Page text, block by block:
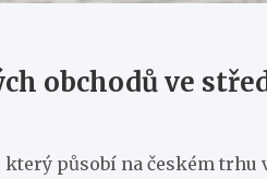
obchodů ve
působí na českém